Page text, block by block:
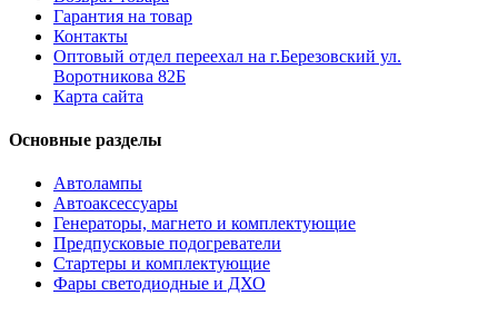
Гарантия на товар
Контакты
Оптовый отдел переехал на г.Березовский ул.
Воротникова 82Б
Карта сайта
Основные разделы
Автолампы
Автоаксессуары
Генераторы, магнето и комплектующие
Предпусковые подогреватели
Стартеры и комплектующие
Фары светодиодные и ДХО